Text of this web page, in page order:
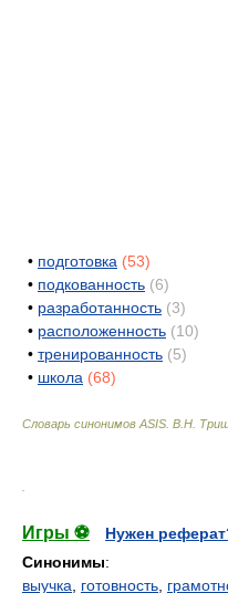
• подготовка (53)
• подкованность (6)
• разработанность (3)
• расположенность (10)
• тренированность (5)
• школа (68)
Словарь синонимов ASIS. В.Н.
Игры ⚽
Нужен
Синонимы:
выучка
готовность